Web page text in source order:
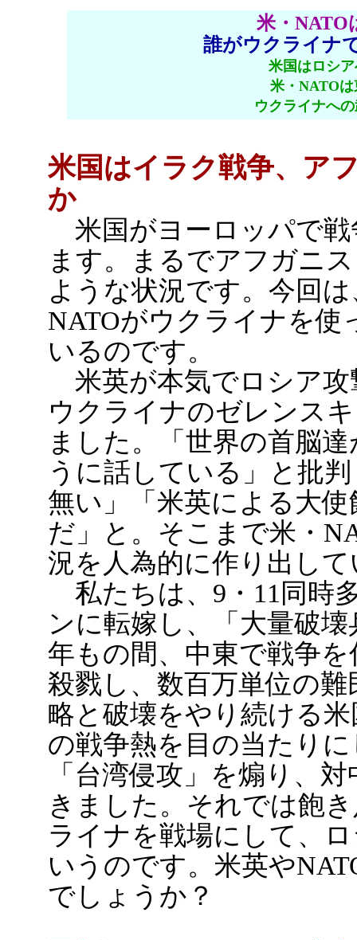
米・NATO
誰がウクライナ
米国はロシ
米・NATO
ウクライナへ
米国はイラク戦争、ア
か
米国がヨーロッパで戦
ます。まるでアフガニ
ような状況です。今回
NATOがウクライナを
いるのです。
米英が本気でロシア攻
ウクライナのゼレンス
ました。「世界の首脳
うに話している」と批
無い」「米英による大
だ」と。そこまで米・
況を人為的に作り出し
私たちは、9・11同時
ンに転嫁し、「大量破
年もの間、中東で戦争
殺戮し、数百万単位の
略と破壊をやり続ける
の戦争熱を目の当たり
「台湾侵攻」を煽り、
きました。それでは飽
ライナを戦場にして、
いうのです。米英や
でしょうか？